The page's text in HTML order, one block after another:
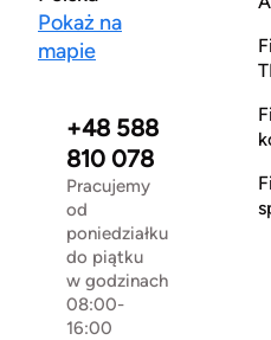
Pokaż na
mapie
+48 588
810 078
Pracujemy
od
poniedziałku
do piątku
w godzinach
08:00-
16:00